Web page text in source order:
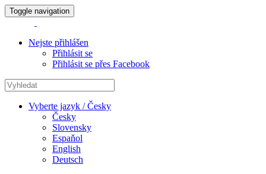
Toggle navigation
Nejste přihlášen
Přihlásit se
Přihlásit se přes Facebook
Vyberte jazyk / Česky
Česky
Slovensky
Espaňol
English
Deutsch